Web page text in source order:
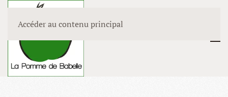
Accéder au contenu principal